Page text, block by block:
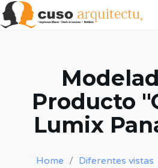
Producto
Lumix
Home Diferentes vistas